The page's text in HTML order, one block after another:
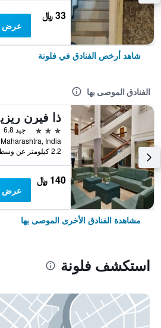
33 ﷼
عرض
شاهد أرخص الفنادق في فلونة
الفنادق الموصى بها
ذا
3 نجوم
جيد 6.8
2.2 كيلومتر عن وسط المدينة
140 ﷼
عرض
مشاهدة الفنادق الأخرى الموصى بها
استكشف فلونة